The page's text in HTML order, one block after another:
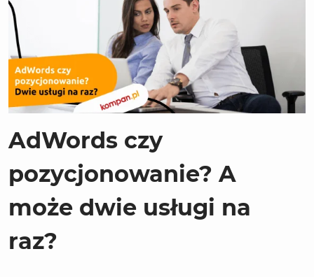
AdWords czy
pozycjonowanie? A
może dwie usługi na
raz?